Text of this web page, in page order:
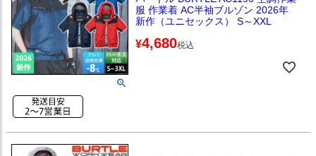
服 作業着 AC半袖ブルゾン 2026年
新作（ユニセックス） S～XXL
¥4,680税込